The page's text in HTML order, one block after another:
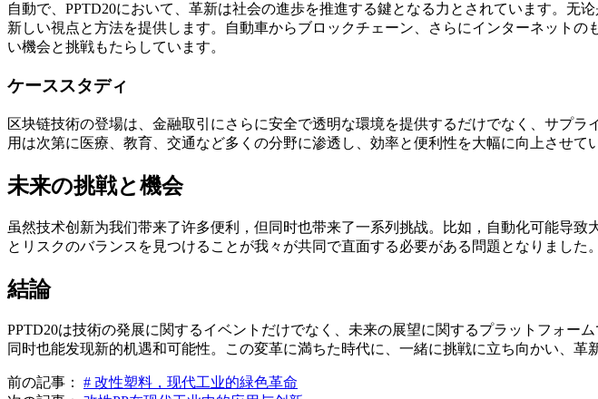
自動で、PPTD20において、革新は社会の進歩を推進する鍵となる力とされています。
新しい視点と方法を提供します。自動車からブロックチェーン、さらにインターネット
い機会と挑戦もたらしています。
ケーススタディ
区块链技術の登場は、金融取引にさらに安全で透明な環境を提供するだけでなく、サプ
用は次第に医療、教育、交通など多くの分野に渗透し、効率と便利性を大幅に向上させて
未来の挑戦と機会
虽然技术创新为我们带来了许多便利，但同时也带来了一系列挑战。比如，自動化可能导
とリスクのバランスを見つけることが我々が共同で直面する必要がある問題となりました。
結論
PPTD20は技術の発展に関するイベントだけでなく、未来の展望に関するプラットフォー
同时也能发现新的机遇和可能性。この変革に満ちた時代に、一緒に挑戦に立ち向かい、革
前の記事： # 改性塑料，现代工业的緑色革命